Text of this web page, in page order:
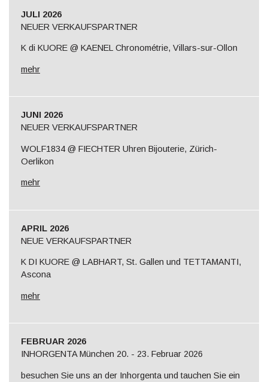
JULI 2026
NEUER VERKAUFSPARTNER
K di KUORE @ KAENEL Chronométrie, Villars-sur-Ollon
mehr
JUNI 2026
NEUER VERKAUFSPARTNER
WOLF1834 @ FIECHTER Uhren Bijouterie, Zürich-
Oerlikon
mehr
APRIL 2026
NEUE VERKAUFSPARTNER
K DI KUORE @ LABHART, St. Gallen und TETTAMANTI,
Ascona
mehr
FEBRUAR 2026
INHORGENTA München 20. - 23. Februar 2026
besuchen Sie uns an der Inhorgenta und tauchen Sie ein